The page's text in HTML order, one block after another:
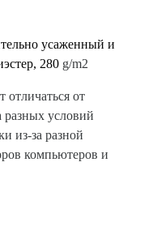
усаженный и
, 280 g/m2
отличаться от
разных условий
из-за разной
компьютеров и